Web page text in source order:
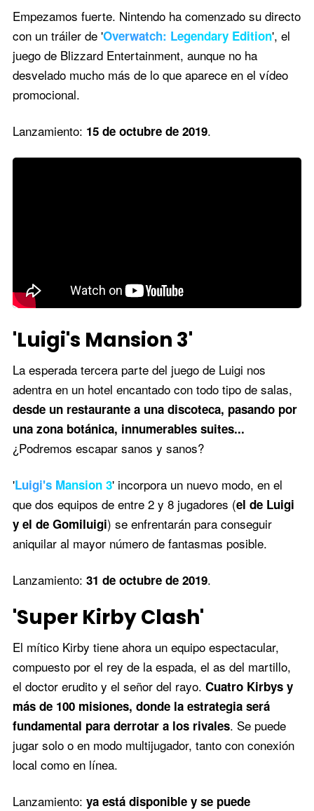
Empezamos fuerte. Nintendo ha comenzado su directo
con un tráiler de 'Overwatch: Legendary Edition', el
juego de Blizzard Entertainment, aunque no ha
desvelado mucho más de lo que aparece en el vídeo
promocional.
Lanzamiento: 15 de octubre de 2019.
'Luigi's Mansion 3'
La esperada tercera parte del juego de Luigi nos
adentra en un hotel encantado con todo tipo de salas,
desde un restaurante a una discoteca, pasando por
una zona botánica, innumerables suites...
¿Podremos escapar sanos y sanos?
'Luigi's Mansion 3' incorpora un nuevo modo, en el
que dos equipos de entre 2 y 8 jugadores (el de Luigi
y el de Gomiluigi) se enfrentarán para conseguir
aniquilar al mayor número de fantasmas posible.
Lanzamiento: 31 de octubre de 2019.
'Super Kirby Clash'
El mítico Kirby tiene ahora un equipo espectacular,
compuesto por el rey de la espada, el as del martillo,
el doctor erudito y el señor del rayo. Cuatro Kirbys y
más de 100 misiones, donde la estrategia será
fundamental para derrotar a los rivales. Se puede
jugar solo o en modo multijugador, tanto con conexión
local como en línea.
Lanzamiento: ya está disponible y se puede